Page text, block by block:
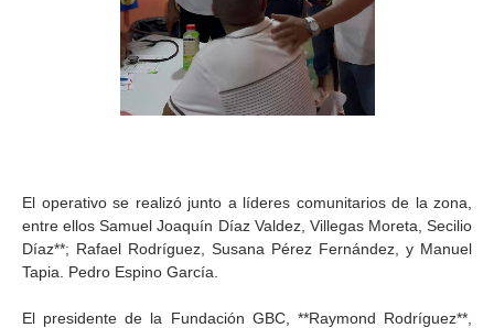
El operativo se realizó junto a líderes comunitarios de la zona,
entre ellos Samuel Joaquín Díaz Valdez, Villegas Moreta, Secilio
Díaz**; Rafael Rodríguez, Susana Pérez Fernández, y Manuel
Tapia. Pedro Espino García.
El presidente de la Fundación GBC, **Raymond Rodríguez**,